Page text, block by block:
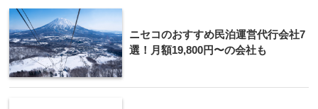
ニセコのおすすめ民泊運営代行会社7
選！月額19,800円〜の会社も